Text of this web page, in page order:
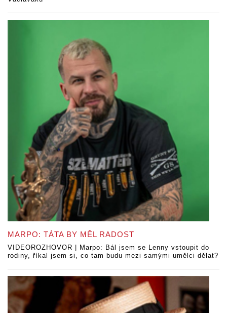
MARPO: TÁTA BY MĚL RADOST
VIDEOROZHOVOR | Marpo: Bál jsem se Lenny vstoupit do
rodiny, říkal jsem si, co tam budu mezi samými umělci dělat?